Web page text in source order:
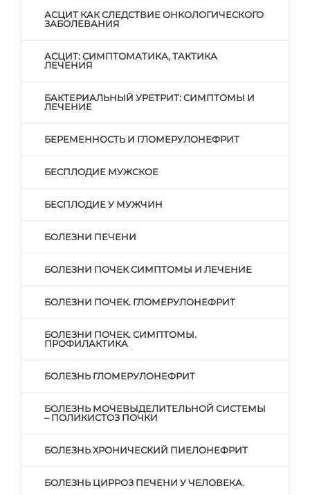
АСЦИТ КАК СЛЕДСТВИЕ ОНКОЛОГИЧЕСКОГО
ЗАБОЛЕВАНИЯ
АСЦИТ: СИМПТОМАТИКА, ТАКТИКА
ЛЕЧЕНИЯ
БАКТЕРИАЛЬНЫЙ УРЕТРИТ: СИМПТОМЫ И
ЛЕЧЕНИЕ
БЕРЕМЕННОСТЬ И ГЛОМЕРУЛОНЕФРИТ
БЕСПЛОДИЕ МУЖСКОЕ
БЕСПЛОДИЕ У МУЖЧИН
БОЛЕЗНИ ПЕЧЕНИ
БОЛЕЗНИ ПОЧЕК СИМПТОМЫ И ЛЕЧЕНИЕ
БОЛЕЗНИ ПОЧЕК. ГЛОМЕРУЛОНЕФРИТ
БОЛЕЗНИ ПОЧЕК. СИМПТОМЫ.
ПРОФИЛАКТИКА
БОЛЕЗНЬ ГЛОМЕРУЛОНЕФРИТ
БОЛЕЗНЬ МОЧЕВЫДЕЛИТЕЛЬНОЙ СИСТЕМЫ
– ПОЛИКИСТОЗ ПОЧКИ
БОЛЕЗНЬ ХРОНИЧЕСКИЙ ПИЕЛОНЕФРИТ
БОЛЕЗНЬ ЦИРРОЗ ПЕЧЕНИ У ЧЕЛОВЕКА.